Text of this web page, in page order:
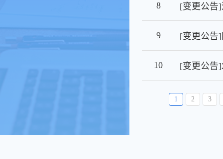
8
9
10
1 2 3